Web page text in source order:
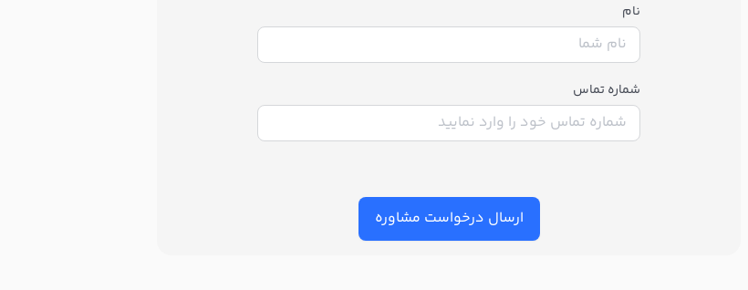
نام
شماره تماس
ارسال درخواست مشاوره